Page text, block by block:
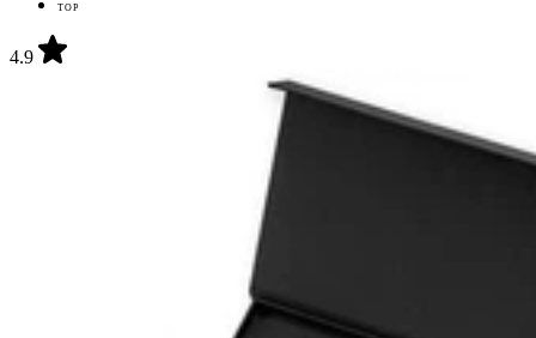
TOP
4.9